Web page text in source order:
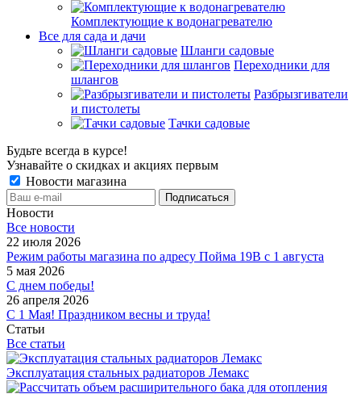
Комплектующие к водонагревателю
Все для сада и дачи
Шланги садовые
Переходники для
шлангов
Разбрызгиватели
и пистолеты
Тачки садовые
Будьте всегда в курсе!
Узнавайте о скидках и акциях первым
Новости магазина
Новости
Все новости
22 июля 2026
Режим работы магазина по адресу Пойма 19В с 1 августа
5 мая 2026
С днем победы!
26 апреля 2026
С 1 Мая! Праздником весны и труда!
Статьи
Все статьи
Эксплуатация стальных радиаторов Лемакс